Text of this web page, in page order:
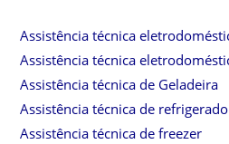
Assistência técnica
Assistência técnica
Assistência técnica de Geladeira
Assistência técnica de
Assistência técnica de freezer